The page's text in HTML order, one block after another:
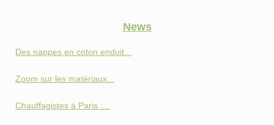
News
Des nappes en coton enduit...
Zoom sur les matériaux...
Chauffagistes à Paris :...